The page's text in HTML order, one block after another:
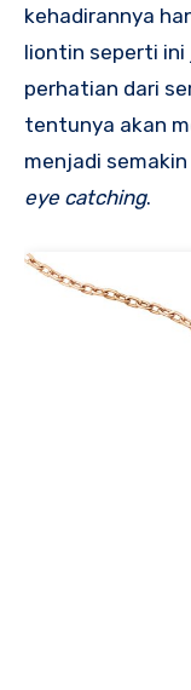
kehadirannya
liontin seperti
perhatian dari
tentunya akan
menjadi
eye catching.